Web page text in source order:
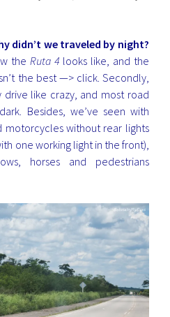
didn’t we traveled by night?
the Ruta 4 looks like, and the
the best —>click. Secondly,
drive like crazy, and most road
Besides, we’ve seen with
motorcycles without rear lights
one working light in the front),
horses and pedestrians